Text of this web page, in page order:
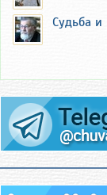
Судьба и